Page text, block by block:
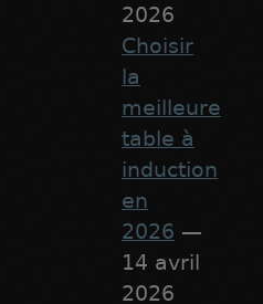
2026
Choisir
la
meilleure
table à
induction
en
2026 —
14 avril
2026